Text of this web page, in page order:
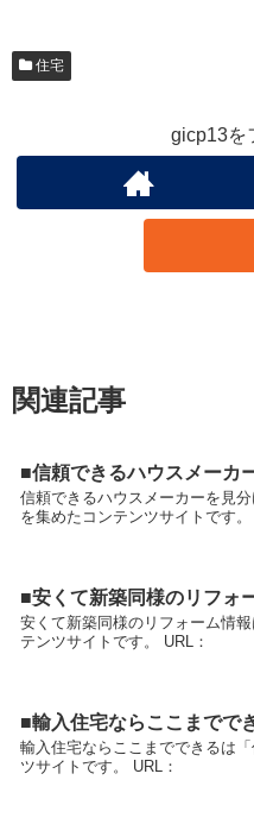
住宅
gicp13を
関連記事
■信頼できるハウスメーカ
信頼できるハウスメーカーを見
を集めたコンテンツサイトです。
■安くて新築同様のリフォ
安くて新築同様のリフォーム情
テンツサイトです。 URL：
■輸入住宅ならここまでで
輸入住宅ならここまでできるは
ツサイトです。 URL：